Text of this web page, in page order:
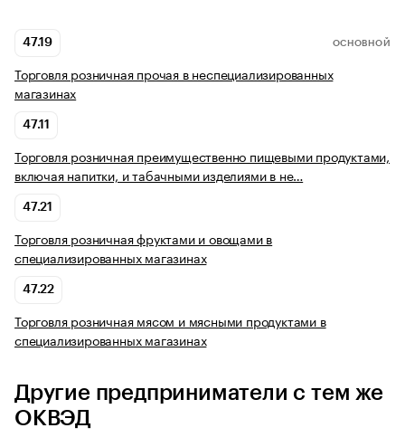
47.19 ОСНОВНОЙ
Торговля розничная прочая в неспециализированных
магазинах
47.11
Торговля розничная преимущественно пищевыми продуктами,
включая напитки, и табачными изделиями в не…
47.21
Торговля розничная фруктами и овощами в
специализированных магазинах
47.22
Торговля розничная мясом и мясными продуктами в
специализированных магазинах
Другие предприниматели с тем же
ОКВЭД